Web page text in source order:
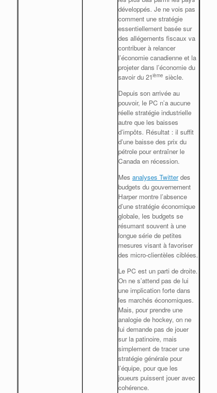
développés. Je ne vois pas
comment une stratégie
essentiellement basée sur
des allégements fiscaux va
contribuer à relancer
l’économie canadienne et la
projeter dans l’économie du
savoir du 21ième siècle.
Depuis son arrivée au
pouvoir, le PC n’a aucune
réelle stratégie industrielle
autre que les baisses
d’impôts. Résultat : il suffit
d’une baisse des prix du
pétrole pour entraîner le
Canada en récession.
Mes analyses Twitterdes
budgets du gouvernement
Harper montre l’absence
d’une stratégie économique
globale, les budgets se
résumant souvent à une
longue série de petites
mesures visant à favoriser
des micro-clientèles ciblées.
Le PC est un parti de droite.
On ne s’attend pas de lui
une implication forte dans
les marchés économiques.
Mais, pour prendre une
analogie de hockey, on ne
lui demande pas de jouer
sur la patinoire, mais
simplement de tracer une
stratégie générale pour
l’équipe, pour que les
joueurs puissent jouer avec
cohérence.